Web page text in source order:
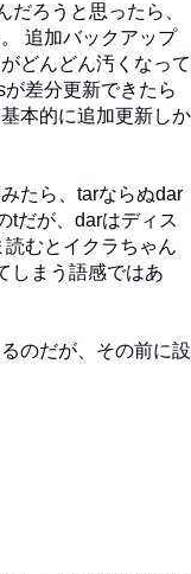
ろうと思ったら、
追加バックアップ
どんどん汚くなって
差分更新できたら
本的に追加更新しか
たら、tarならぬdar
tだが、darはディス
むとイクラちゃん
しまう語感ではあ
のだが、その前に設